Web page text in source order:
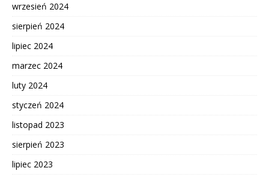
wrzesień 2024
sierpień 2024
lipiec 2024
marzec 2024
luty 2024
styczeń 2024
listopad 2023
sierpień 2023
lipiec 2023